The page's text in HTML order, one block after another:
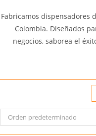
Fabricamos dispensadores
Colombia. Diseñados
negocios, saborea el
Orden predeterminado